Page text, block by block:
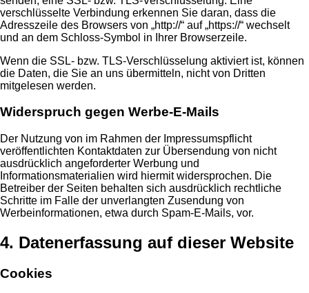
verschlüsselte Verbindung erkennen Sie daran, dass die
Adresszeile des Browsers von „http://“ auf „https://“ wechselt
und an dem Schloss-Symbol in Ihrer Browserzeile.
Wenn die SSL- bzw. TLS-Verschlüsselung aktiviert ist, können
die Daten, die Sie an uns übermitteln, nicht von Dritten
mitgelesen werden.
Widerspruch gegen Werbe-E-Mails
Der Nutzung von im Rahmen der Impressumspflicht
veröffentlichten Kontaktdaten zur Übersendung von nicht
ausdrücklich angeforderter Werbung und
Informationsmaterialien wird hiermit widersprochen. Die
Betreiber der Seiten behalten sich ausdrücklich rechtliche
Schritte im Falle der unverlangten Zusendung von
Werbeinformationen, etwa durch Spam-E-Mails, vor.
4. Datenerfassung auf dieser Website
Cookies